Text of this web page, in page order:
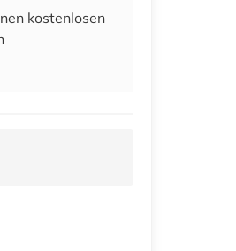
kostenlosen